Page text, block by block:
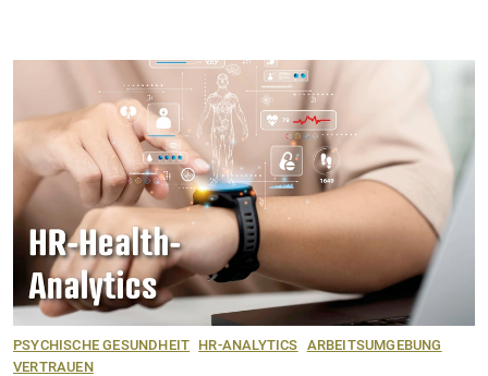
PSYCHISCHE GESUNDHEIT HR-ANALYTICS ARBEITSUMGEBUNG
VERTRAUEN